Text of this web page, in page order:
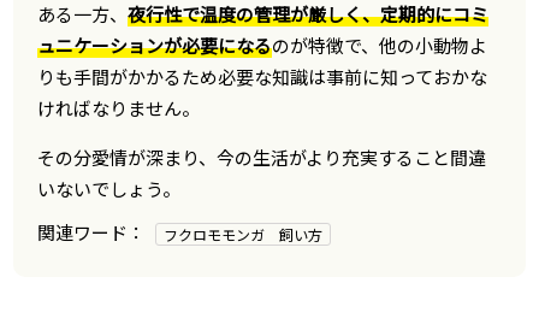
ある一方、夜行性で温度の管理が厳しく、定期的にコミ
ュニケーションが必要になるのが特徴で、他の小動物よ
りも手間がかかるため必要な知識は事前に知っておかな
ければなりません。
その分愛情が深まり、今の生活がより充実すること間違
いないでしょう。
フクロモモンガ 飼い方